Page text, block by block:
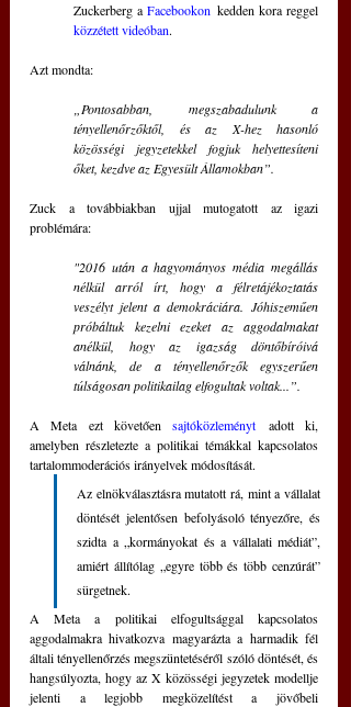
Zuckerberg a Facebookon
közzétett videóban.
Azt mondta:
„Pontosabban, megszabadulunk a
tényellenőrzőktől, és az X-hez hasonló
közösségi jegyzetekkel fogjuk helyettesíteni
őket, kezdve az Egyesült Államokban”.
Zuck a továbbiakban ujjal mutogatott az igazi
problémára:
"2016 után a hagyományos média megállás
nélkül arról írt, hogy a félretájékoztatás
veszélyt jelent a demokráciára. Jóhiszeműen
próbáltuk kezelni ezeket az aggodalmakat
anélkül, hogy az igazság döntőbíróivá
válnánk, de a tényellenőrzők egyszerűen
túlságosan politikailag elfogultak voltak...”.
A Meta ezt követően sajtóközleményt adott ki,
amelyben részletezte a politikai témákkal kapcsolatos
tartalommoderációs irányelvek módosítását.
Az elnökválasztásra mutatott rá, mint a vállalat
döntését jelentősen befolyásoló tényezőre, és
szidta a „kormányokat és a vállalati médiát”,
amiért állítólag „egyre több és több cenzúrát”
sürgetnek.
A Meta a politikai elfogultsággal kapcsolatos
aggodalmakra hivatkozva magyarázta a harmadik fél
általi tényellenőrzés megszüntetéséről szóló döntését, és
hangsúlyozta, hogy az X közösségi jegyzetek modellje
jelenti a legjobb megközelítést a jövőbeli